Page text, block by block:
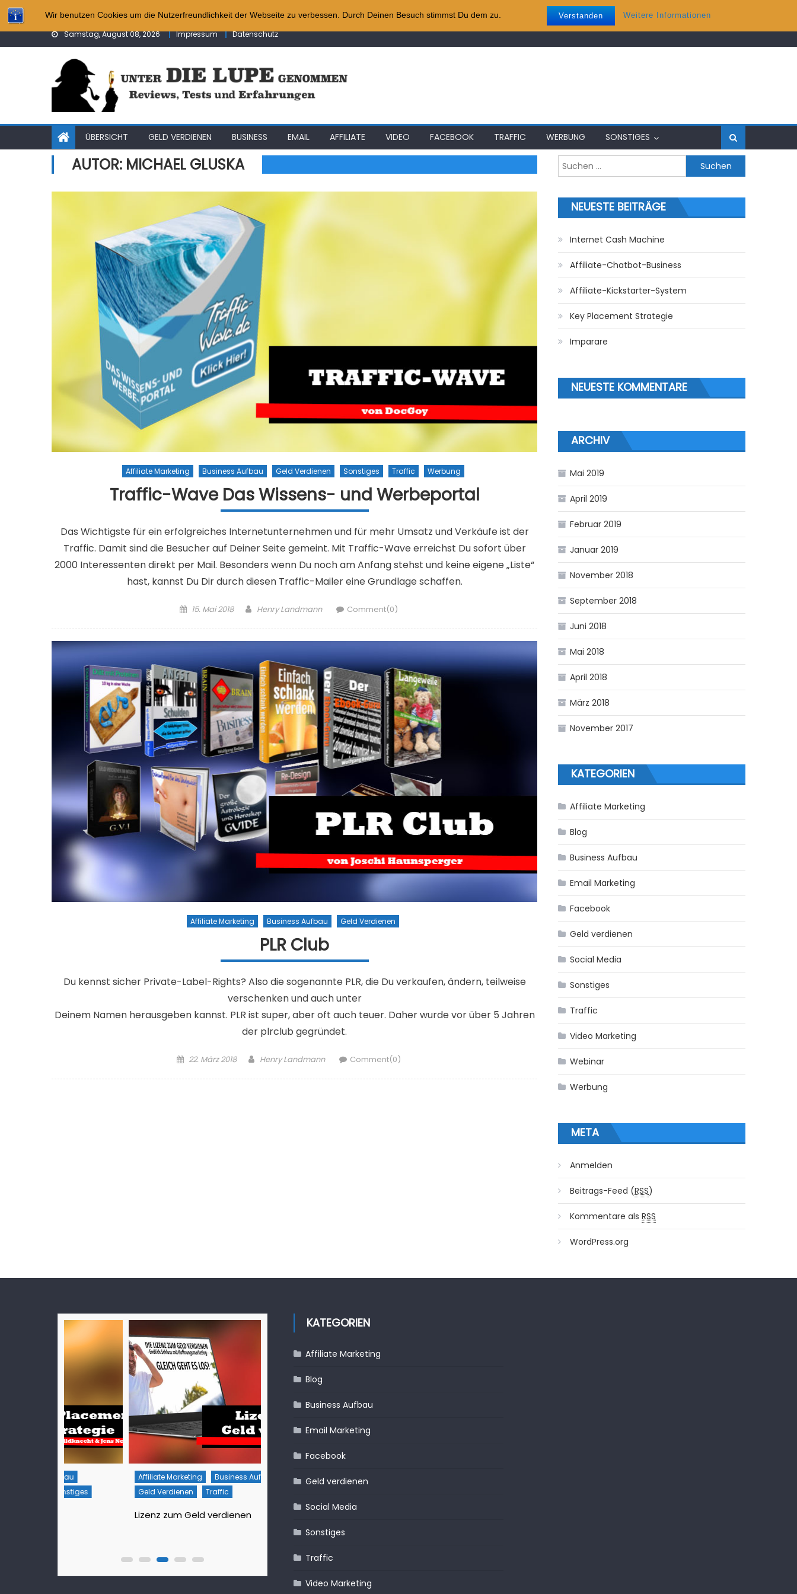
Wir benutzen Cookies um die Nutzerfreundlichkeit der Webseite zu verbessen. Durch Deinen Besuch stimmst Du dem zu. Verstanden Weitere Informationen
Skip to content Neueste Tests:
Affiliate-Chatbot-Business
Affiliate-Kickstarter-System
Internet Cash Machine
Samstag, August 08, 2026 Impressum Datenschutz
ÜBERSICHT GELD VERDIENEN BUSINESS EMAIL AFFILIATE VIDEO FACEBOOK TRAFFIC WERBUNG SONSTIGES
AUTOR: MICHAEL GLUSKA
Affiliate Marketing Business Aufbau Geld Verdienen Sonstiges Traffic Werbung
Traffic-Wave Das Wissens- und Werbeportal
Das Wichtigste für ein erfolgreiches Internetunternehmen und für mehr Umsatz und Verkäufe ist der
Traffic. Damit sind die Besucher auf Deiner Seite gemeint. Mit Traffic-Wave erreichst Du sofort über
2000 Interessenten direkt per Mail. Besonders wenn Du noch am Anfang stehst und keine eigene „Liste“
hast, kannst Du Dir durch diesen Traffic-Mailer eine Grundlage schaffen.
Posted on
15. Mai 2018 Author
Henry Landmann Comment(0)
Affiliate Marketing Business Aufbau Geld Verdienen
PLR Club
Du kennst sicher Private-Label-Rights? Also die sogenannte PLR, die Du verkaufen, ändern, teilweise
verschenken und auch unter
Deinem Namen herausgeben kannst. PLR ist super, aber oft auch teuer. Daher wurde vor über 5 Jahren
der plrclub gegründet.
Posted on
22. März 2018 Author
Henry Landmann Comment(0)
Suchen nach:
NEUESTE BEITRÄGE
Internet Cash Machine
Affiliate-Chatbot-Business
Affiliate-Kickstarter-System
Key Placement Strategie
Imparare
NEUESTE KOMMENTARE
ARCHIV
Mai 2019
April 2019
Februar 2019
Januar 2019
November 2018
September 2018
Juni 2018
Mai 2018
April 2018
März 2018
November 2017
KATEGORIEN
Affiliate Marketing
Blog
Business Aufbau
Email Marketing
Facebook
Geld verdienen
Social Media
Sonstiges
Traffic
Video Marketing
Webinar
Werbung
META
Anmelden
Beitrags-Feed (RSS)
Kommentare alsRSS
WordPress.org
Business Aufbau
Geld Verdienen
Traffic
Lizenz zum Geld verdienen
Business Aufbau
KATEGORIEN
Affiliate Marketing
Blog
Business Aufbau
Email Marketing
Facebook
Geld verdienen
Social Media
Sonstiges
Traffic
Video Marketing